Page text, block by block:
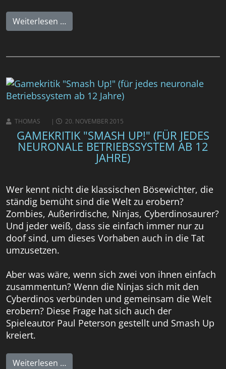
Weiterlesen …
THOMAS 20. NOVEMBER 2015
GAMEKRITIK "SMASH UP!" (FÜR JEDES
NEURONALE BETRIEBSSYSTEM AB 12
JAHRE)
Wer kennt nicht die klassischen Bösewichter, die
ständig bemüht sind die Welt zu erobern?
Zombies, Außerirdische, Ninjas, Cyberdinosaurer?
Und jeder weiß, dass sie einfach immer nur zu
doof sind, um dieses Vorhaben auch in die Tat
umzusetzen.
Aber was wäre, wenn sich zwei von ihnen einfach
zusammentun? Wenn die Ninjas sich mit den
Cyberdinos verbünden und gemeinsam die Welt
erobern? Diese Frage hat sich auch der
Spieleautor Paul Peterson gestellt und Smash Up
kreiert.
Weiterlesen …